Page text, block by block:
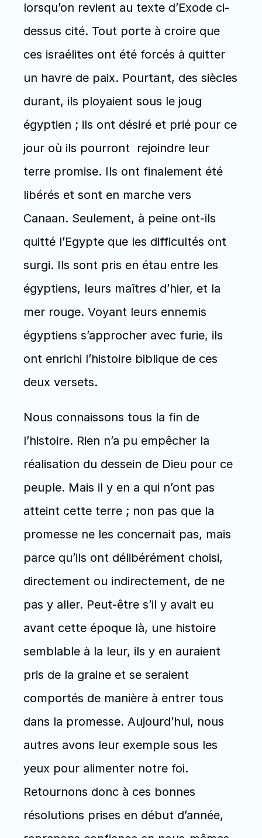
lorsqu’on revient au texte d’Exode ci-
dessus cité. Tout porte à croire que
ces israélites ont été forcés à quitter
un havre de paix. Pourtant, des siècles
durant, ils ployaient sous le joug
égyptien ; ils ont désiré et prié pour ce
jour où ils pourront  rejoindre leur
terre promise. Ils ont finalement été
libérés et sont en marche vers
Canaan. Seulement, à peine ont-ils
quitté l’Egypte que les difficultés ont
surgi. Ils sont pris en étau entre les
égyptiens, leurs maîtres d’hier, et la
mer rouge. Voyant leurs ennemis
égyptiens s’approcher avec furie, ils
ont enrichi l’histoire biblique de ces
deux versets.
Nous connaissons tous la fin de
l’histoire. Rien n’a pu empêcher la
réalisation du dessein de Dieu pour ce
peuple. Mais il y en a qui n’ont pas
atteint cette terre ; non pas que la
promesse ne les concernait pas, mais
parce qu’ils ont délibérément choisi,
directement ou indirectement, de ne
pas y aller. Peut-être s’il y avait eu
avant cette époque là, une histoire
semblable à la leur, ils y en auraient
pris de la graine et se seraient
comportés de manière à entrer tous
dans la promesse. Aujourd’hui, nous
autres avons leur exemple sous les
yeux pour alimenter notre foi.
Retournons donc à ces bonnes
résolutions prises en début d’année,